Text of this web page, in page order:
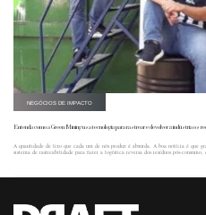
NEGÓCIOS DE IMPACTO
Entenda como a Green Mining usa tecnologia para rastrear e devolver à indústria os
A quantidade de lixo que cada um de nós produz é absurda. A boa notícia é que
sistema de rastreabilidade para fazer a logística reversa dos resíduos pós-